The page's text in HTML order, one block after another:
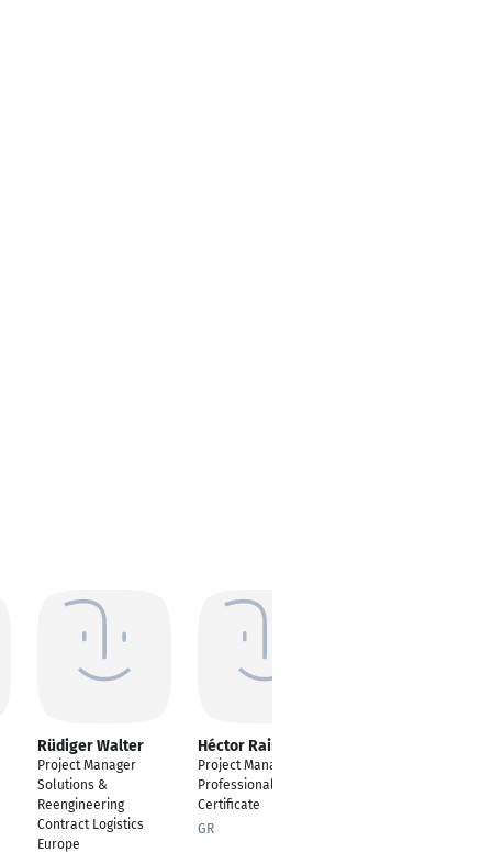
Rüdiger Walter
Project Manager
Solutions &
Reengineering
Contract Logistics
Europe
Héctor Raimunda
Project Manager
Professional
Certificate
GR